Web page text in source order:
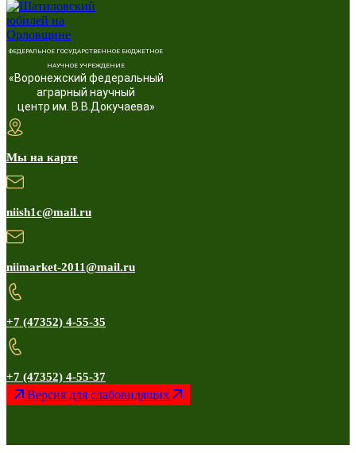
ФЕДЕРАЛЬНОЕ ГОСУДАРСТВЕННОЕ БЮДЖЕТНОЕ
НАУЧНОЕ УЧРЕЖДЕНИЕ
«Воронежский федеральный
аграрный научный
центр им. В.В.Докучаева»
Мы на карте
niish1c@mail.ru
niimarket-2011@mail.ru
+7 (47352) 4-55-35
+7 (47352) 4-55-37
Версия для слабовидящих